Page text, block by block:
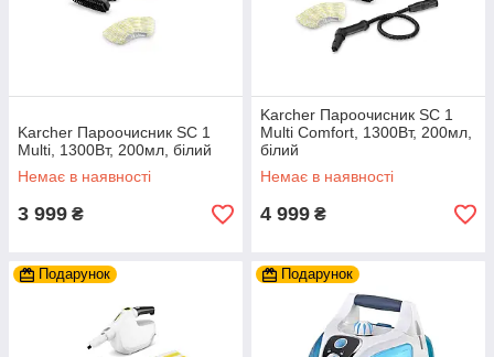
Karcher Пароочисник SC 1
Multi, 1300Вт, 200мл, білий
Немає в наявності
3 999 ₴
Karcher Пароочисник SC 1
Multi Comfort, 1300Вт, 200мл,
білий
Немає в наявності
4 999 ₴
Подарунок Подарунок